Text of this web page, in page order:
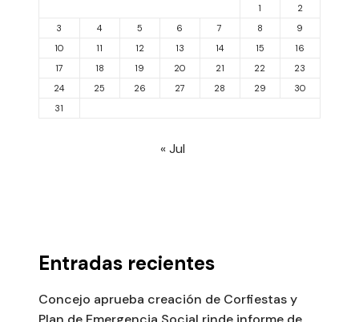
1
2
3
4 5 6 7 8
9
10
11 12 13 14 15
16
17
18 19 20 21 22
23
24
25 26 27 28 29
30
31
« Jul
Entradas recientes
Concejo aprueba creación de Corfiestas y